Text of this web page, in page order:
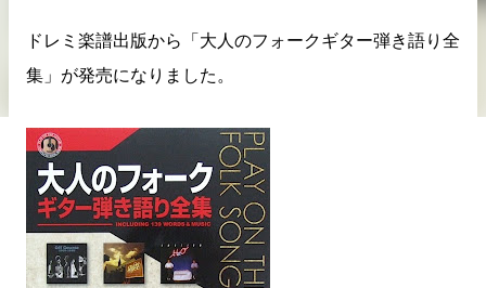
ドレミ楽譜出版から「大人のフォークギター弾き語り全
集」が発売になりました。